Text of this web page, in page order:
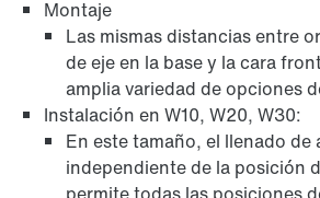
Montaje
Las mismas distancias entre
de eje en la base y la cara
amplia variedad de opciones
Instalación en W10, W20, W30:
En este tamaño, el llenado de
independiente de la posición